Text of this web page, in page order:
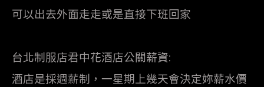
可以出去外面走走或是直接下班回家
台北制服店君中花酒店公關薪資:
酒店是採週薪制，一星期上幾天會決定妳薪水價